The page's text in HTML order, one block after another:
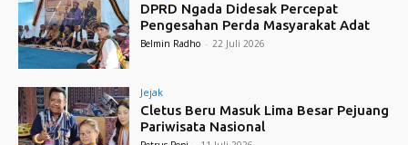
DPRD Ngada Didesak Percepat
Pengesahan Perda Masyarakat Adat
Belmin Radho - 22 Juli 2026
Jejak
Cletus Beru Masuk Lima Besar Pejuang
Pariwisata Nasional